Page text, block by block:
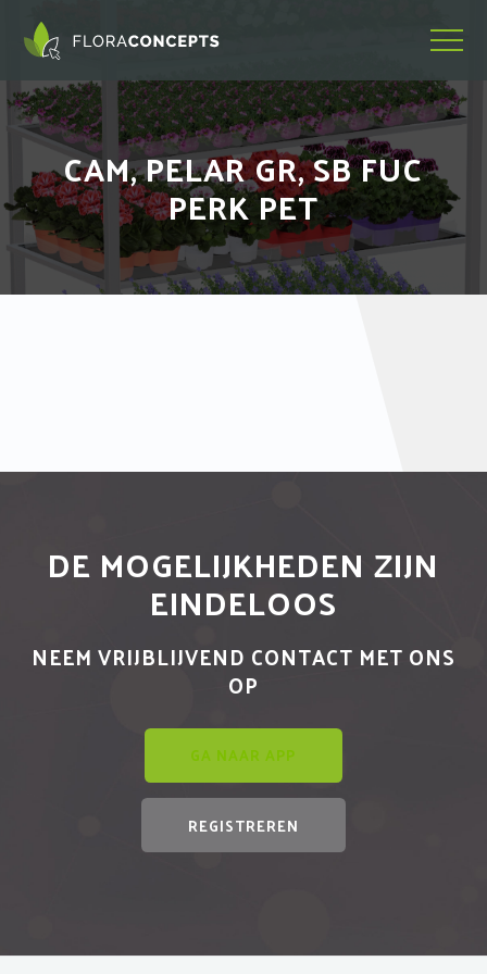
CAM, PELAR GR, SB FUC
PERK PET
DE MOGELIJKHEDEN ZIJN
EINDELOOS
NEEM VRIJBLIJVEND CONTACT MET ONS
OP
GA NAAR APP
REGISTREREN